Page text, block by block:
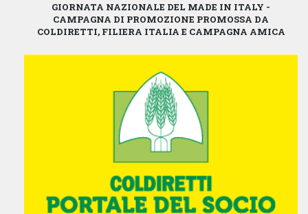
GIORNATA NAZIONALE DEL MADE IN ITALY -
CAMPAGNA DI PROMOZIONE PROMOSSA DA
COLDIRETTI, FILIERA ITALIA E CAMPAGNA AMICA